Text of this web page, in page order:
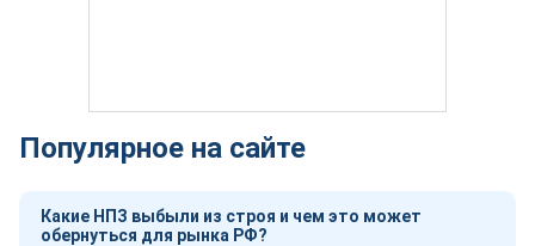
Популярное на сайте
Какие НПЗ выбыли из строя и чем это может
обернуться для рынка РФ?